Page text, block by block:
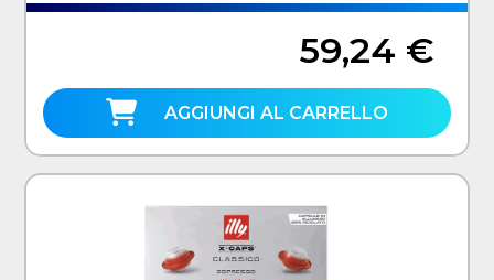
59,24 €
AGGIUNGI AL CARRELLO